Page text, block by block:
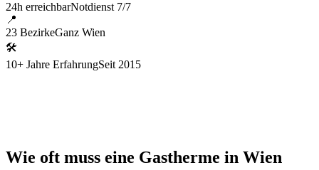
24h erreichbarNotdienst 7/7
📍
23 BezirkeGanz Wien
🛠
10+ Jahre ErfahrungSeit 2015
Wie oft muss eine Gastherme in Wien